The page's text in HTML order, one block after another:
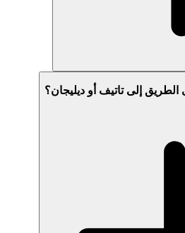
إلى تاتيف أو ديليجان؟